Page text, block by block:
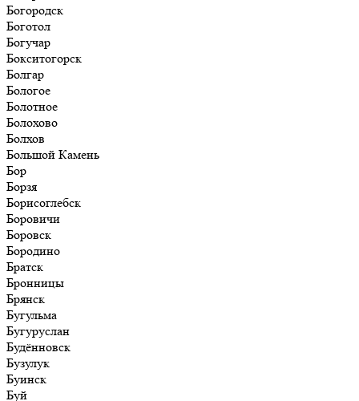
Богородск
Боготол
Богучар
Бокситогорск
Болгар
Бологое
Болотное
Болохово
Болхов
Большой Камень
Бор
Борзя
Борисоглебск
Боровичи
Боровск
Бородино
Братск
Бронницы
Брянск
Бугульма
Бугуруслан
Будённовск
Бузулук
Буинск
Буй